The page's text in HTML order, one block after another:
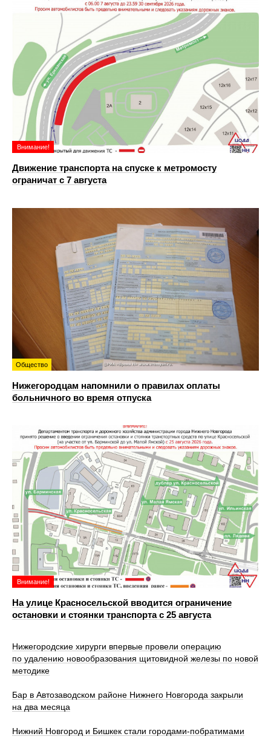
Внимание!
Движение транспорта на спуске к метромосту
ограничат с 7 августа
Общество
Нижегородцам напомнили о правилах оплаты
больничного во время отпуска
Внимание!
На улице Красносельской вводится ограничение
остановки и стоянки транспорта с 25 августа
Нижегородские хирурги впервые провели операцию
по удалению новообразования щитовидной железы по новой
методике
Бар в Автозаводском районе Нижнего Новгорода закрыли
на два месяца
Нижний Новгород и Бишкек стали городами-побратимами